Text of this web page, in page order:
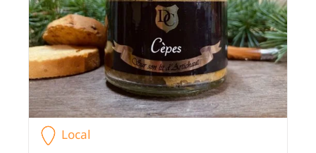
Local